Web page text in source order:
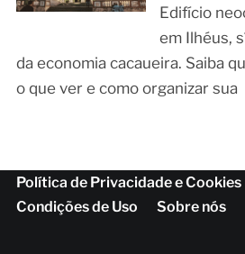
Edifício
em Ilhéus,
da economia cacaueira. Saiba
o que ver e como organizar sua
Política de Privacidade e Cookies
Condições de Uso
Sobre nós